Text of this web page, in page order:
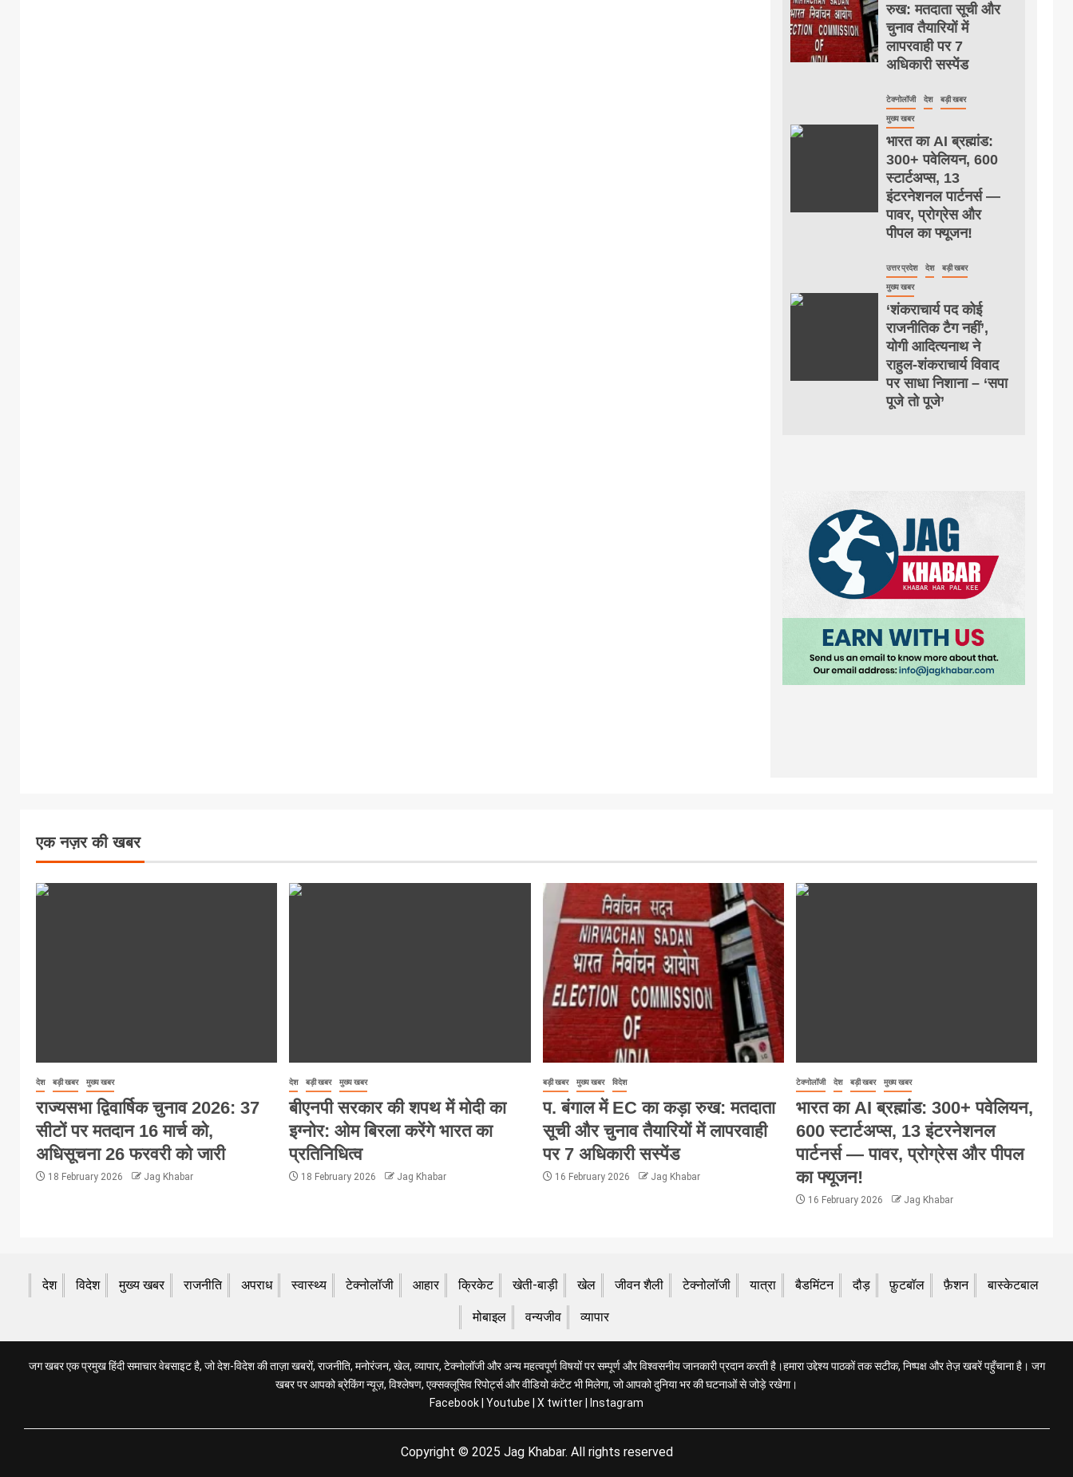
रुख: मतदाता सूची और
चुनाव तैयारियों में
लापरवाही पर 7
अधिकारी सस्पेंड
टेक्नोलॉजी देश बड़ी खबर
मुख्य खबर
भारत का AI ब्रह्मांड:
300+ पवेलियन, 600
स्टार्टअप्स, 13
इंटरनेशनल पार्टनर्स —
पावर, प्रोग्रेस और
पीपल का फ्यूजन!
उत्तर प्रदेश देश बड़ी खबर
मुख्य खबर
‘शंकराचार्य पद कोई
राजनीतिक टैग नहीं’,
योगी आदित्यनाथ ने
राहुल-शंकराचार्य विवाद
पर साधा निशाना – ‘सपा
पूजे तो पूजे’
एक नज़र की खबर
देश बड़ी खबर मुख्य खबर
राज्यसभा द्विवार्षिक चुनाव 2026: 37
सीटों पर मतदान 16 मार्च को,
अधिसूचना 26 फरवरी को जारी
18 February 2026 Jag Khabar
देश बड़ी खबर मुख्य खबर
बीएनपी सरकार की शपथ में मोदी का
इग्नोर: ओम बिरला करेंगे भारत का
प्रतिनिधित्व
18 February 2026 Jag Khabar
बड़ी खबर मुख्य खबर विदेश
प. बंगाल में EC का कड़ा रुख: मतदाता
सूची और चुनाव तैयारियों में लापरवाही
पर 7 अधिकारी सस्पेंड
16 February 2026 Jag Khabar
टेक्नोलॉजी देश बड़ी खबर मुख्य खबर
भारत का AI ब्रह्मांड: 300+ पवेलियन,
600 स्टार्टअप्स, 13 इंटरनेशनल
पार्टनर्स — पावर, प्रोग्रेस और पीपल
का फ्यूजन!
16 February 2026 Jag Khabar
देश विदेश मुख्य खबर राजनीति अपराध स्वास्थ्य टेक्नोलॉजी आहार क्रिकेट खेती-बाड़ी खेल जीवन शैली टेक्नोलॉजी यात्रा बैडमिंटन दौड़ फ़ुटबॉल फ़ैशन बास्केटबाल
मोबाइल वन्यजीव व्यापार
जग खबर एक प्रमुख हिंदी समाचार वेबसाइट है, जो देश-विदेश की ताज़ा खबरों, राजनीति, मनोरंजन, खेल, व्यापार, टेक्नोलॉजी और अन्य महत्वपूर्ण विषयों पर सम्पूर्ण और विश्वसनीय जानकारी प्रदान करती है।हमारा उद्देश्य पाठकों तक सटीक, निष्पक्ष और तेज़ खबरें पहुँचाना है। जग
खबर पर आपको ब्रेकिंग न्यूज़, विश्लेषण, एक्सक्लूसिव रिपोर्ट्स और वीडियो कंटेंट भी मिलेगा, जो आपको दुनिया भर की घटनाओं से जोड़े रखेगा।
Facebook Youtube X twitter Instagram
Copyright © 2025 Jag Khabar. All rights reserved